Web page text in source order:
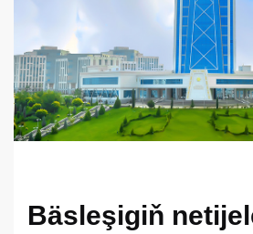
Bäsleşigiň